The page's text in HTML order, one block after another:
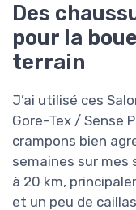
Des
pour la
terrain
J’ai utilisé ces
Gore-Tex / Sense
crampons bien
semaines sur
à 20 km,
et un peu de